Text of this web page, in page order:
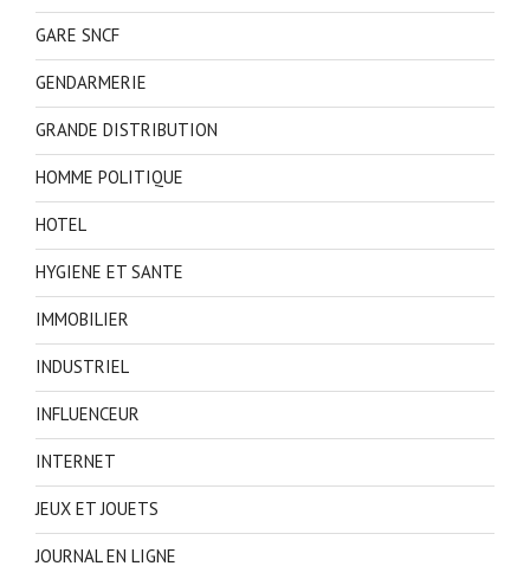
GARE SNCF
GENDARMERIE
GRANDE DISTRIBUTION
HOMME POLITIQUE
HOTEL
HYGIENE ET SANTE
IMMOBILIER
INDUSTRIEL
INFLUENCEUR
INTERNET
JEUX ET JOUETS
JOURNAL EN LIGNE